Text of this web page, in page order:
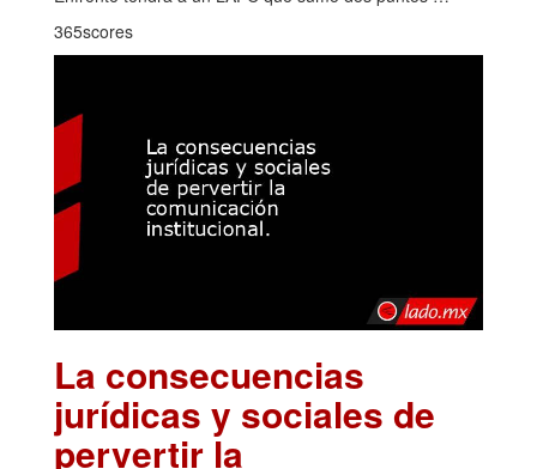
365scores
La consecuencias
jurídicas y sociales de
pervertir la